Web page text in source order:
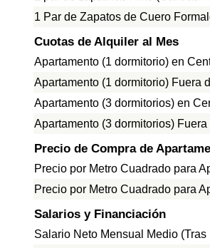
1 Par de Zapatos de Cuero
Cuotas de Alquiler al Mes
Apartamento (1 dormitorio) en
Apartamento (1 dormitorio) Fuera
Apartamento (3 dormitorios) en
Apartamento (3 dormitorios)
Precio de Compra de
Precio por Metro Cuadrado para
Precio por Metro Cuadrado para
Salarios y Financiación
Salario Neto Mensual Medio (Tras